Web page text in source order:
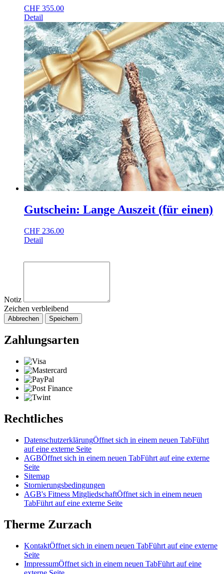
CHF 355.00
Detail
Gutschein: Lange Auszeit (für einen)
CHF 236.00
Detail
Notiz
Zeichen verbleibend
Abbrechen Speichern
Zahlungsarten
Rechtliches
DatenschutzerklärungÖffnet sich in einem neuen TabFührt
auf eine externe Seite
AGBÖffnet sich in einem neuen TabFührt auf eine externe
Seite
Sitemap
Stornierungsbedingungen
AGB's Fitness MitgliedschaftÖffnet sich in einem neuen
TabFührt auf eine externe Seite
Therme Zurzach
KontaktÖffnet sich in einem neuen TabFührt auf eine externe
Seite
ImpressumÖffnet sich in einem neuen TabFührt auf eine